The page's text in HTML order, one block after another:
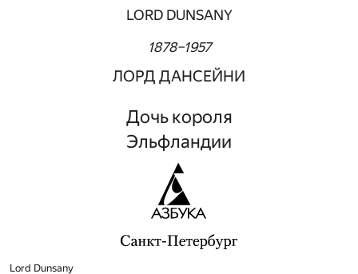
LORD DUNSANY
1878–1957
ЛОРД ДАНСЕЙНИ
Дочь короля
Эльфландии
Lord Dunsany